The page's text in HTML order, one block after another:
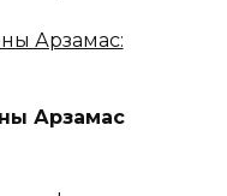
Арзамас